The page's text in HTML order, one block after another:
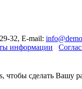
32, E-mail:
информации
чтобы сделать Вашу